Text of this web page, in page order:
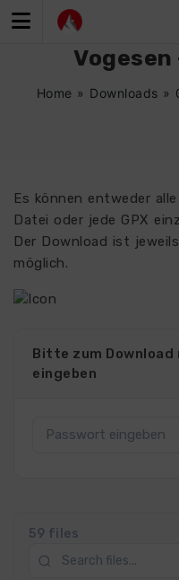
Inhalt
Home » Downloads »
Es können entweder
Datei oder jede GPX
Der Download ist
möglich.
Bitte zum
eingeben
59 files